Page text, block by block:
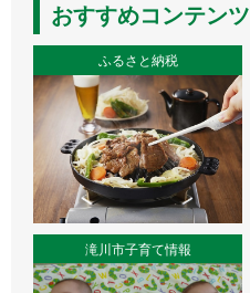
おすすめコンテンツ
ふるさと納税
滝川市子育て情報